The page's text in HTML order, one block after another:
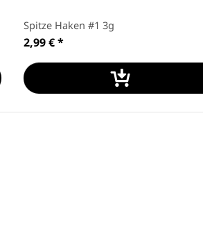
Spitze Haken #1 3g
2,99 €*